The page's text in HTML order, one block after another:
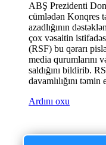
ABŞ Prezidenti
cümlədən Konqres
azadlığının
çox vəsaitin
(RSF) bu qərarı
media qurumlarını
saldığını bildirib.
davamlılığını
Ardını oxu